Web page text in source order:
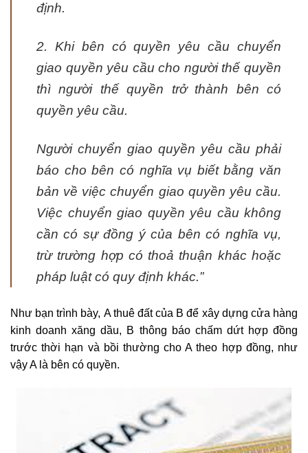
định.
2. Khi bên có quyền yêu cầu chuyển
giao quyền yêu cầu cho người thế quyền
thì người thế quyền trở thành bên có
quyền yêu cầu.
Người chuyển giao quyền yêu cầu phải
báo cho bên có nghĩa vụ biết bằng văn
bản về việc chuyển giao quyền yêu cầu.
Việc chuyển giao quyền yêu cầu không
cần có sự đồng ý của bên có nghĩa vụ,
trừ trường hợp có thoả thuận khác hoặc
pháp luật có quy định khác.”
Như bạn trình bày, A thuê đất của B để xây dựng cửa hàng
kinh doanh xăng dầu, B thông báo chấm dứt hợp đồng
trước thời hạn và bồi thường cho A theo hợp đồng, như
vậy A là bên có quyền.